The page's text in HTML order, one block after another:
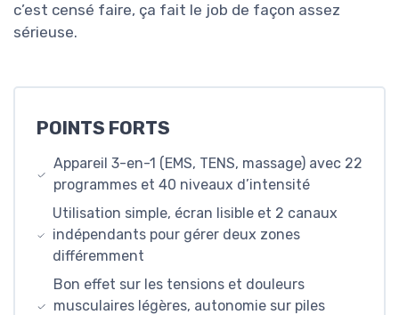
c’est censé faire, ça fait le job de façon assez
sérieuse.
POINTS FORTS
Appareil 3-en-1 (EMS, TENS, massage) avec 22
programmes et 40 niveaux d’intensité
Utilisation simple, écran lisible et 2 canaux
indépendants pour gérer deux zones
différemment
Bon effet sur les tensions et douleurs
musculaires légères, autonomie sur piles